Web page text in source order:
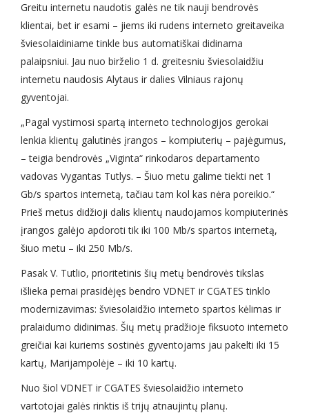
Greitu internetu naudotis galės ne tik nauji bendrovės
klientai, bet ir esami – jiems iki rudens interneto greitaveika
šviesolaidiniame tinkle bus automatiškai didinama
palaipsniui. Jau nuo birželio 1 d. greitesniu šviesolaidžiu
internetu naudosis Alytaus ir dalies Vilniaus rajonų
gyventojai.
„Pagal vystimosi spartą interneto technologijos gerokai
lenkia klientų galutinės įrangos – kompiuterių – pajėgumus,
– teigia bendrovės „Viginta“ rinkodaros departamento
vadovas Vygantas Tutlys. – Šiuo metu galime tiekti net 1
Gb/s spartos internetą, tačiau tam kol kas nėra poreikio.“
Prieš metus didžioji dalis klientų naudojamos kompiuterinės
įrangos galėjo apdoroti tik iki 100 Mb/s spartos internetą,
šiuo metu – iki 250 Mb/s.
Pasak V. Tutlio, prioritetinis šių metų bendrovės tikslas
išlieka pernai prasidėjęs bendro VDNET ir CGATES tinklo
modernizavimas: šviesolaidžio interneto spartos kėlimas ir
pralaidumo didinimas. Šių metų pradžioje fiksuoto interneto
greičiai kai kuriems sostinės gyventojams jau pakelti iki 15
kartų, Marijampolėje – iki 10 kartų.
Nuo šiol VDNET ir CGATES šviesolaidžio interneto
vartotojai galės rinktis iš trijų atnaujintų planų.